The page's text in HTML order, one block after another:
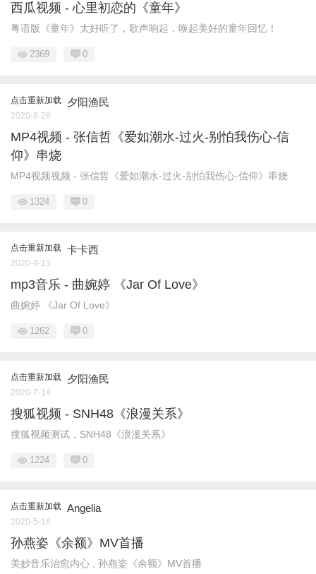
西瓜视频 - 心里初恋的《童年》
粤语版《童年》太好听了，歌声响起，唤起美好的童年回忆！
2369 0
点击重新加载 夕阳渔民
2020-8-28
MP4视频 - 张信哲《爱如潮水-过火-别怕我伤心-信
仰》串烧
MP4视频视频 - 张信哲《爱如潮水-过火-别怕我伤心-信仰》串烧
1324 0
点击重新加载 卡卡西
2020-8-13
mp3音乐 - 曲婉婷 《Jar Of Love》
曲婉婷 《Jar Of Love》
1262 0
点击重新加载 夕阳渔民
2020-7-14
搜狐视频 - SNH48《浪漫关系》
搜狐视频测试，SNH48《浪漫关系》
1224 0
点击重新加载 Angelia
2020-5-16
孙燕姿《余额》MV首播
美妙音乐治愈内心 , 孙燕姿《余额》MV首播